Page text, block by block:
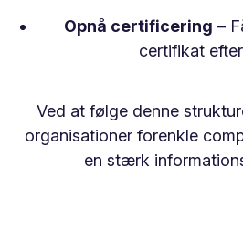
Opnå certificering –
certifikat
Ved at følge denne
organisationer forenkle
en stærk